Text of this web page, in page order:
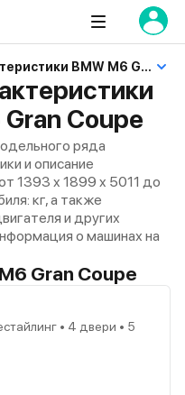
Технические характеристики BMW M6 Gran Coupe
Coupe
ряда
и описание
1393 x 1899 x 5011 до
кг, а также
и других
о машинах на
Gran Coupe
• 4 двери • 5